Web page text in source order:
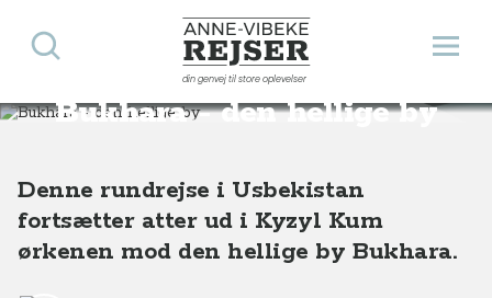
Anne-Vibeke Rejser
din genvej til store oplevelser
Åbn
Søg
Bukhara - den hellige by
Destinationer Asien Usbekistan Bukhara - den hellige by i Usbekistan
Denne rundrejse i Usbekistan
fortsætter atter ud i Kyzyl Kum
ørkenen mod den hellige by Bukhara.